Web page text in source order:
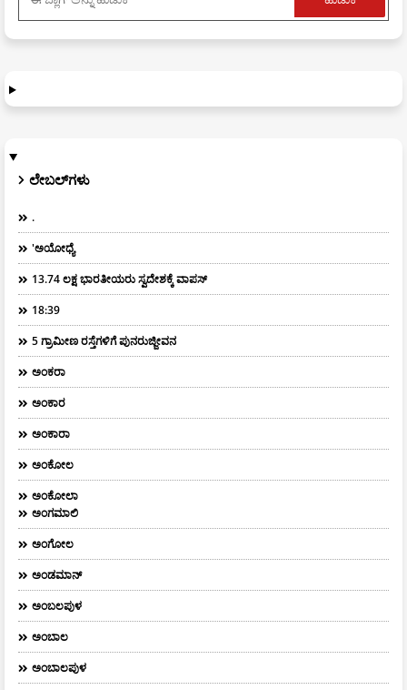
ಲೇಬಲ್‌ಗಳು
.
'ಅಯೋಧ್ಯೆ
13.74 ಲಕ್ಷ ಭಾರತೀಯರು ಸ್ವದೇಶಕ್ಕೆ ವಾಪಸ್
18:39
5 ಗ್ರಾಮೀಣ ರಸ್ತೆಗಳಿಗೆ ಪುನರುಜ್ಜೀವನ
ಅಂಕರಾ
ಅಂಕಾರ
ಅಂಕಾರಾ
ಅಂಕೋಲ
ಅಂಕೋಲಾ
ಅಂಗಮಾಲಿ
ಅಂಗೋಲ
ಅಂಡಮಾನ್
ಅಂಬಲಪುಳ
ಅಂಬಾಲ
ಅಂಬಾಲಪುಳ